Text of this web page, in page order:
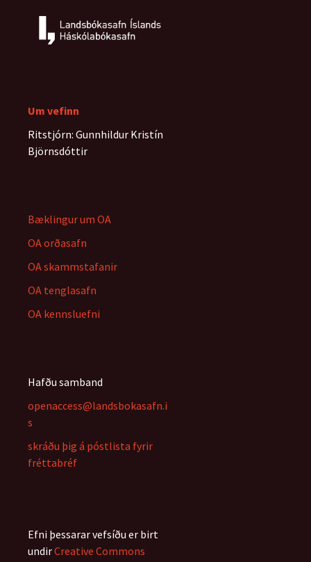
Um vefinn
Ritstjórn: Gunnhildur Kristín
Björnsdóttir
Bæklingur um OA
OA orðasafn
OA skammstafanir
OA tenglasafn
OA kennsluefni
Hafðu samband
openaccess@landsbokasafn.i
s
skráðu þig á póstlista fyrir
fréttabréf
Efni þessarar vefsíðu er birt
undirCreative Commons